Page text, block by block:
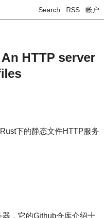
Search RSS 帐户
An HTTP server
下的静态文件HTTP服务
，它的Github仓库介绍十